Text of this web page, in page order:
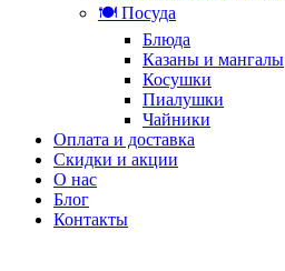
🍽️ Посуда
Блюда
Казаны и мангалы
Косушки
Пиалушки
Чайники
Оплата и доставка
Скидки и акции
О нас
Блог
Контакты